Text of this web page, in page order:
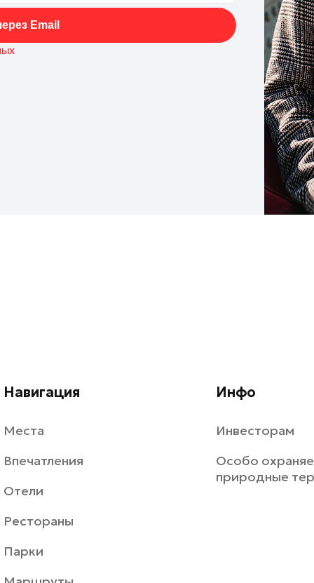
Email
Навигация
Места
Впечатления
Отели
Рестораны
Парки
Инфо
Инвесторам
Особо
природные